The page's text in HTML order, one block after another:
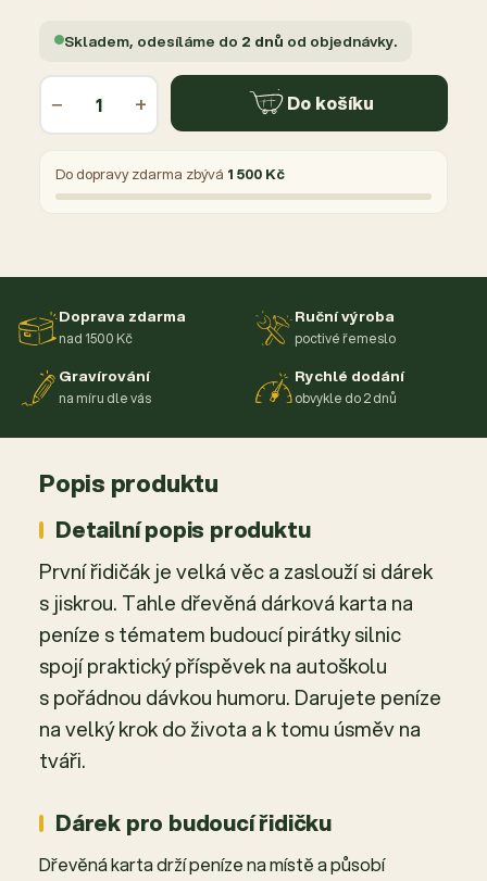
Skladem, odesíláme do 2 dnů od objednávky.
− + Do košíku
Do dopravy zdarma zbývá 1 500 Kč
Doprava zdarma
nad 1500 Kč
Ruční výroba
poctivé řemeslo
Gravírování
na míru dle vás
Rychlé dodání
obvykle do 2 dnů
Popis produktu
Detailní popis produktu
První řidičák je velká věc a zaslouží si dárek
s jiskrou. Tahle dřevěná dárková karta na
peníze s tématem budoucí pirátky silnic
spojí praktický příspěvek na autoškolu
s pořádnou dávkou humoru. Darujete peníze
na velký krok do života a k tomu úsměv na
tváři.
Dárek pro budoucí řidičku
Dřevěná karta drží peníze na místě a působí